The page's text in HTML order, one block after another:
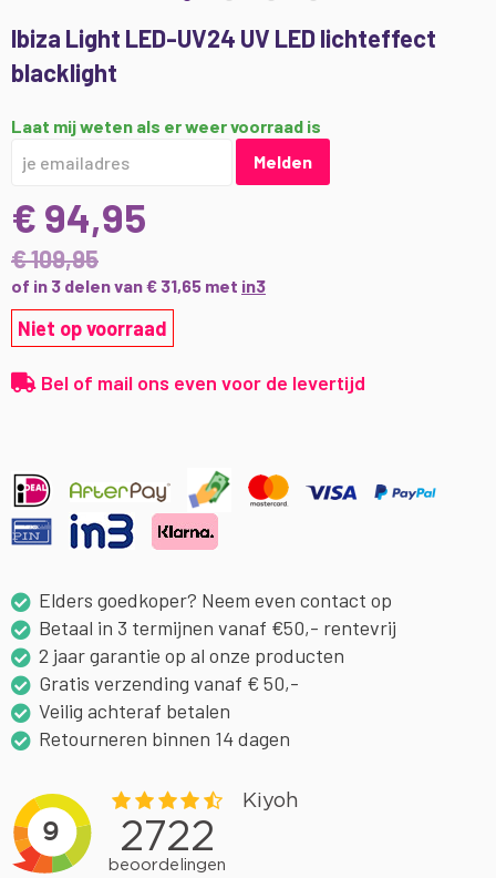
Ibiza Light LED-UV24 UV LED lichteffect
blacklight
Laat mij weten als er weer voorraad is
Melden
€ 94,95
€ 109,95
of in 3 delen van € 31,65 met in3
Niet op voorraad
Bel of mail ons even voor de levertijd
Elders goedkoper? Neem even contact op
Betaal in 3 termijnen vanaf €50,- rentevrij
2 jaar garantie op al onze producten
Gratis verzending vanaf € 50,-
Veilig achteraf betalen
Retourneren binnen 14 dagen
naar
het
van
afbeeldingen-